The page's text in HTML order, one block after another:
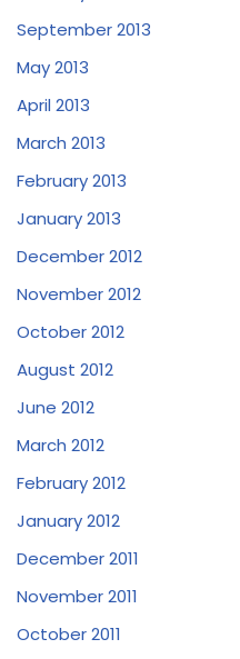
September 2013
May 2013
April 2013
March 2013
February 2013
January 2013
December 2012
November 2012
October 2012
August 2012
June 2012
March 2012
February 2012
January 2012
December 2011
November 2011
October 2011